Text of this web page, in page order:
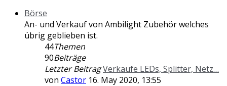
Börse
An- und Verkauf von Ambilight Zubehör welches
übrig geblieben ist.
44Themen
90Beiträge
Letzter BeitragVerkaufe LEDs, Splitter, Netz…
von Castor 16. May 2020, 13:55